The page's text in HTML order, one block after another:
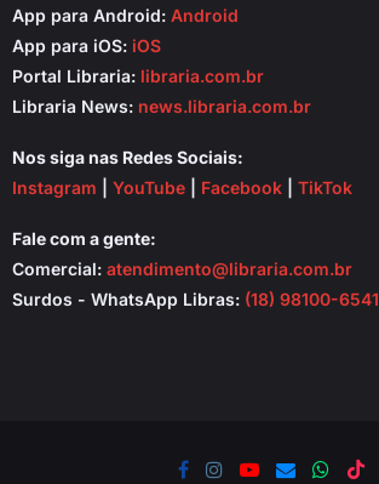
App para Android: Android
App para iOS: iOS
Portal Libraria: libraria.com.br
Libraria News: news.libraria.com.br
Nos siga nas Redes Sociais:
Instagram
YouTube Facebook TikTok
Fale com a gente:
Comercial: atendimento@libraria.com.br
Surdos - WhatsApp Libras: (18) 98100-6541